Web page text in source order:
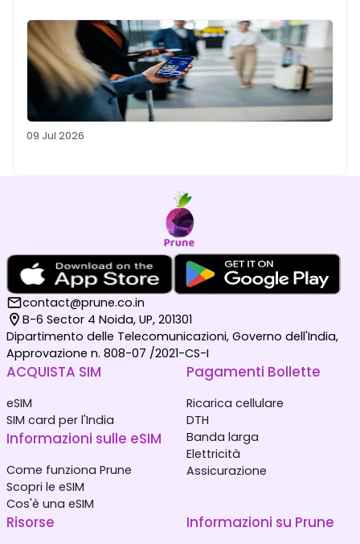
09 Jul 2026
contact@prune.co.in
B-6 Sector 4 Noida, UP, 201301
Dipartimento delle Telecomunicazioni, Governo dell'India,
Approvazione n. 808-07 /2021-CS-I
ACQUISTA SIM
eSIM
SIM card per l'India
Informazioni sulle eSIM
Come funziona Prune
Scopri le eSIM
Cos'è una eSIM
Pagamenti Bollette
Ricarica cellulare
DTH
Banda larga
Elettricità
Assicurazione
Risorse Informazioni su Prune